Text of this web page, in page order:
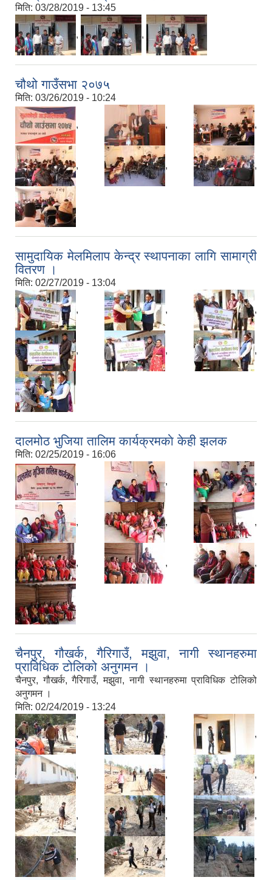
मिति: 03/28/2019 - 13:45
, ,
चौथो गाउँसभा २०७५
मिति: 03/26/2019 - 10:24
, , ,
, , ,
सामुदायिक मेलमिलाप केन्द्र स्थापनाका लागि सामाग्री
वितरण ।
मिति: 02/27/2019 - 13:04
, , ,
, , ,
दालमोठ भुजिया तालिम कार्यक्रमकाे केही झलक
मिति: 02/25/2019 - 16:06
, , ,
, , ,
, , ,
चैनपुर, गौखर्क, गैरिगाउँ, मझुवा, नागी स्थानहरुमा
प्राविधिक टोलिको अनुगमन ।
चैनपुर, गौखर्क, गैरिगाउँ, मझुवा, नागी स्थानहरुमा प्राविधिक टोलिको
अनुगमन ।
मिति: 02/24/2019 - 13:24
, , ,
, , ,
, , ,
, , ,